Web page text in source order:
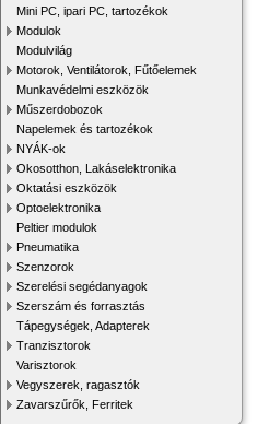
Mini PC, ipari PC, tartozékok
Modulok
Modulvilág
Motorok, Ventilátorok, Fűtőelemek
Munkavédelmi eszközök
Műszerdobozok
Napelemek és tartozékok
NYÁK-ok
Okosotthon, Lakáselektronika
Oktatási eszközök
Optoelektronika
Peltier modulok
Pneumatika
Szenzorok
Szerelési segédanyagok
Szerszám és forrasztás
Tápegységek, Adapterek
Tranzisztorok
Varisztorok
Vegyszerek, ragasztók
Zavarszűrők, Ferritek